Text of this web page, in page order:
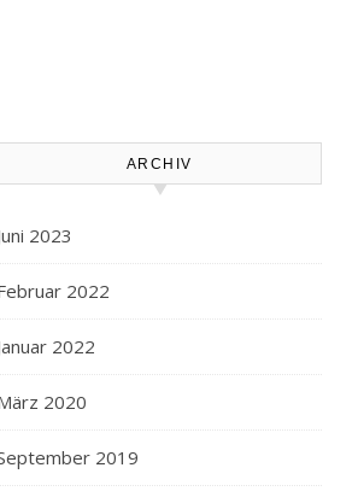
ARCHIV
2023
2022
2022
2020
2019